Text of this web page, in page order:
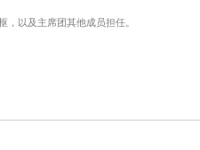
以及主席团其他成员担任。